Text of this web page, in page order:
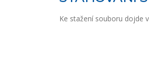
Ke stažení souboru dojde